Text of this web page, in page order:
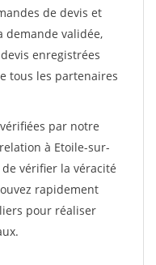
de devis et
demande validée,
enregistrées
tous les partenaires
par notre
à Etoile-sur-
vérifier la véracité
rapidement
pour réaliser